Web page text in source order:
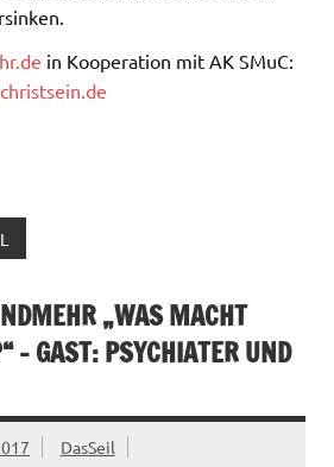
in Kooperation mit AK SMuC:
„WAS MACHT
– GAST: PSYCHIATER UND
DasSeil